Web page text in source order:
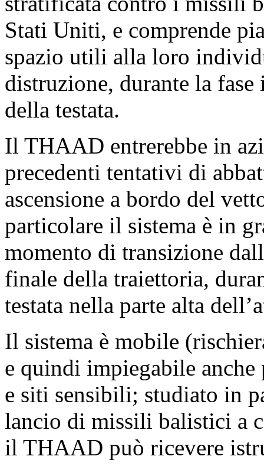
Stati Uniti, e comprende
spazio utili alla loro
distruzione, durante la
della testata.
Il THAAD entrerebbe in
precedenti tentativi di
ascensione a bordo del
particolare il sistema è in
momento di transizione
finale della traiettoria,
testata nella parte alta
Il sistema è mobile
e quindi impiegabile
e siti sensibili; studiato in
lancio di missili balistici a
il THAAD può ricevere